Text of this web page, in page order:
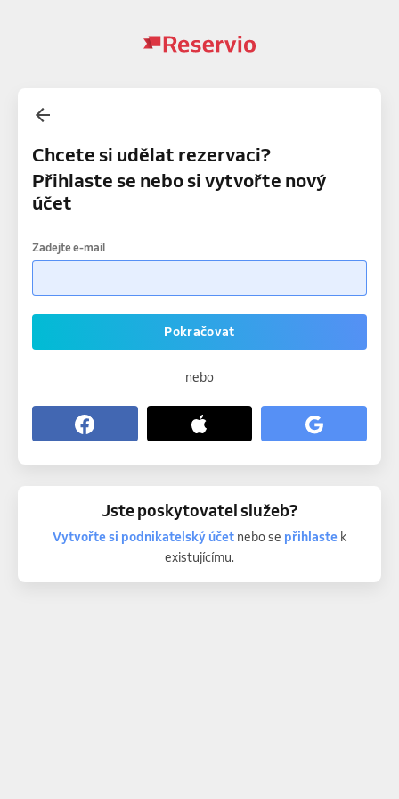
Chcete si udělat rezervaci?
Přihlaste se nebo si vytvořte nový
účet
Zadejte e-mail
Pokračovat
nebo
Jste poskytovatel služeb?
Vytvořte si podnikatelský účetnebo se přihlastek
existujícímu.